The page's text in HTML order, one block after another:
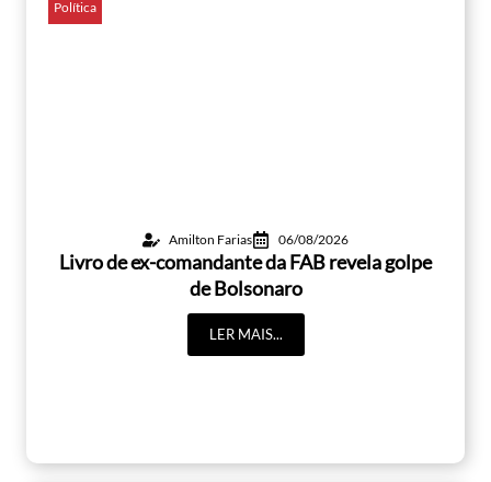
Política
Amilton Farias 06/08/2026
Livro de ex-comandante da FAB revela golpe
de Bolsonaro
LER MAIS...